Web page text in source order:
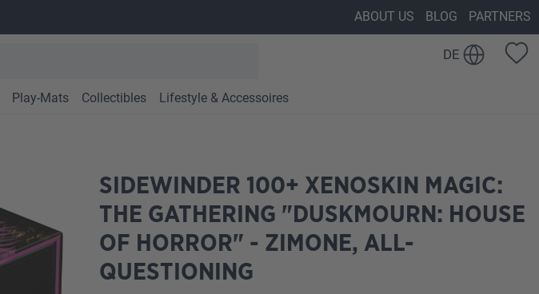
ABOUT US BLOG PARTNERS
DE
Play-Mats Collectibles Lifestyle & Accessoires
SIDEWINDER 100+ XENOSKIN MAGIC:
THE GATHERING "DUSKMOURN: HOUSE
OF HORROR" - ZIMONE, ALL-
QUESTIONING